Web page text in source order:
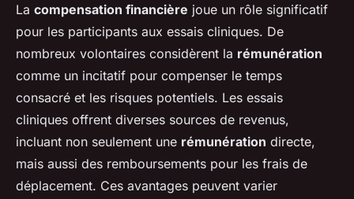
La compensation financière joue un rôle significatif
pour les participants aux essais cliniques. De
nombreux volontaires considèrent la rémunération
comme un incitatif pour compenser le temps
consacré et les risques potentiels. Les essais
cliniques offrent diverses sources de revenus,
incluant non seulement une rémunération directe,
mais aussi des remboursements pour les frais de
déplacement. Ces avantages peuvent varier